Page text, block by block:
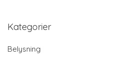
Kategorier
Belysning